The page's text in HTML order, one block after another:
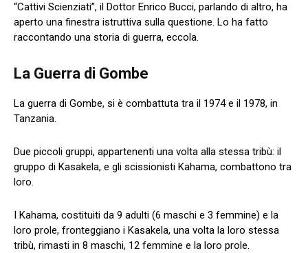
“Cattivi Scienziati”, il Dottor Enrico Bucci, parlando di altro, ha
aperto una finestra istruttiva sulla questione. Lo ha fatto
raccontando una storia di guerra, eccola.
La Guerra di Gombe
La guerra di Gombe, si è combattuta tra il 1974 e il 1978, in
Tanzania.
Due piccoli gruppi, appartenenti una volta alla stessa tribù: il
gruppo di Kasakela, e gli scissionisti Kahama, combattono tra
loro.
I Kahama, costituiti da 9 adulti (6 maschi e 3 femmine) e la
loro prole, fronteggiano i Kasakela, una volta la loro stessa
tribù, rimasti in 8 maschi, 12 femmine e la loro prole.